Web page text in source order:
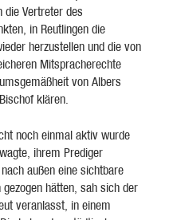
die Vertreter des
in Reutlingen die
herzustellen und die von
Mitspracherechte
von Albers
klären.
noch einmal aktiv wurde
ihrem Prediger
außen eine sichtbare
hätten, sah sich der
veranlasst, in einem